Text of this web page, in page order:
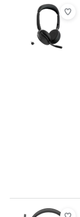
Beoordeling is 8,4 van